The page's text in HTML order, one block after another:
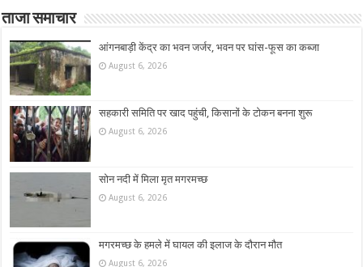
ताजा समाचार
आंगनबाड़ी केंद्र का भवन जर्जर, भवन पर घांस-फूस का कब्जा
August 6, 2026
सहकारी समिति पर खाद पहुंची, किसानों के टोकन बनना शुरू
August 6, 2026
सोन नदी में मिला मृत मगरमच्छ
August 6, 2026
मगरमच्छ के हमले में घायल की इलाज के दौरान मौत
August 6, 2026